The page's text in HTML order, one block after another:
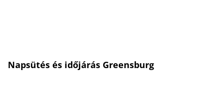
Napsütés és időjárás Greensburg